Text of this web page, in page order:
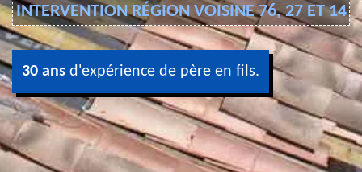
INTERVENTION RÉGION VOISINE 76, 27 ET 14
30 ans d'expérience de père en fils.